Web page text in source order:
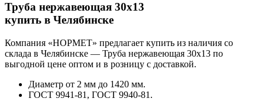
Труба нержавеющая 30х13
купить в Челябинске
Компания «НОРМЕТ» предлагает купить из наличия со
склада в Челябинске — Труба нержавеющая 30х13 по
выгодной цене оптом и в розницу с доставкой.
Диаметр от 2 мм до 1420 мм.
ГОСТ 9941-81, ГОСТ 9940-81.